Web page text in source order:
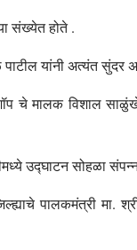
संख्येत होते .
यांनी अत्यंत
चे मालक विशाल
उद्घाटन सोहळा
पालकमंत्री मा.